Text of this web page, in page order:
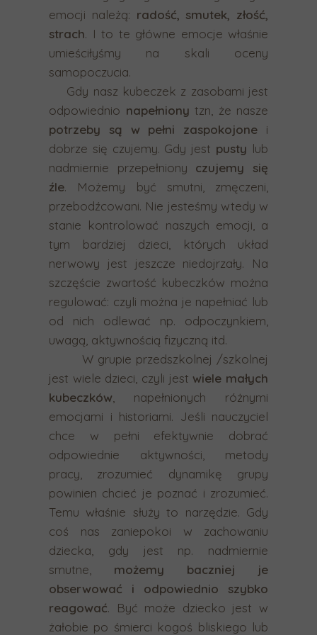
w
a
n
a
U
ż
y
t
k
o
w
n
i
c
y
u
r
z
ą
d
z
e
ń
d
o
y
k
o
w
emocji należą: radość, smutek, złość,
strach. I to te główne emocje właśnie
umieściłyśmy na skali oceny
samopoczucia.
Gdy nasz kubeczek z zasobami jest
odpowiednio napełniony tzn, że nasze
potrzeby są w pełni zaspokojone i
dobrze się czujemy. Gdy jest pusty lub
nadmiernie przepełniony czujemy się
źle. Możemy być smutni, zmęczeni,
przebodźcowani. Nie jesteśmy wtedy w
stanie kontrolować naszych emocji, a
tym bardziej dzieci, których układ
nerwowy jest jeszcze niedojrzały. Na
szczęście zwartość kubeczków można
regulować: czyli można je napełniać lub
od nich odlewać np. odpoczynkiem,
uwagą, aktywnością fizyczną itd.
W grupie przedszkolnej /szkolnej
jest wiele dzieci, czyli jest wiele małych
kubeczków , napełnionych różnymi
emocjami i historiami. Jeśli nauczyciel
chce w pełni efektywnie dobrać
odpowiednie aktywności, metody
pracy, zrozumieć dynamikę grupy
powinien chcieć je poznać i zrozumieć.
Temu właśnie służy to narzędzie. Gdy
coś nas zaniepokoi w zachowaniu
dziecka, gdy jest np. nadmiernie
smutne, możemy baczniej je
obserwować i odpowiednio szybko
reagować. Być może dziecko jest w
żałobie po śmierci kogoś bliskiego lub